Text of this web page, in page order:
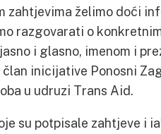
zahtjevima želimo doći
razgovarati o
i glasno, imenom i
član inicijative Ponosni
u udruzi Trans Aid.
su potpisale zahtjeve i